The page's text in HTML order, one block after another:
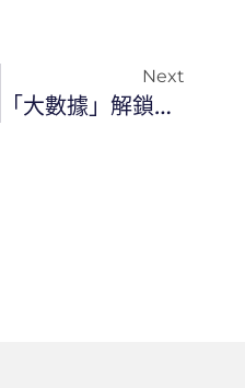
Next
「大數據」解鎖企業數據開採的無限潛力